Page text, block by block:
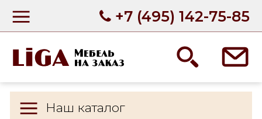
+7 (495) 142-75-85
Наш каталог